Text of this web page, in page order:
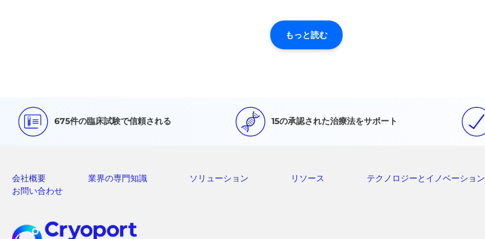
もっと読む
675件の臨床試験で信頼される 15の承認された治療法をサポート
会社概要 業界の専門知識 ソリューション リソース
テクノロジーとイノベーション
お問い合わせ